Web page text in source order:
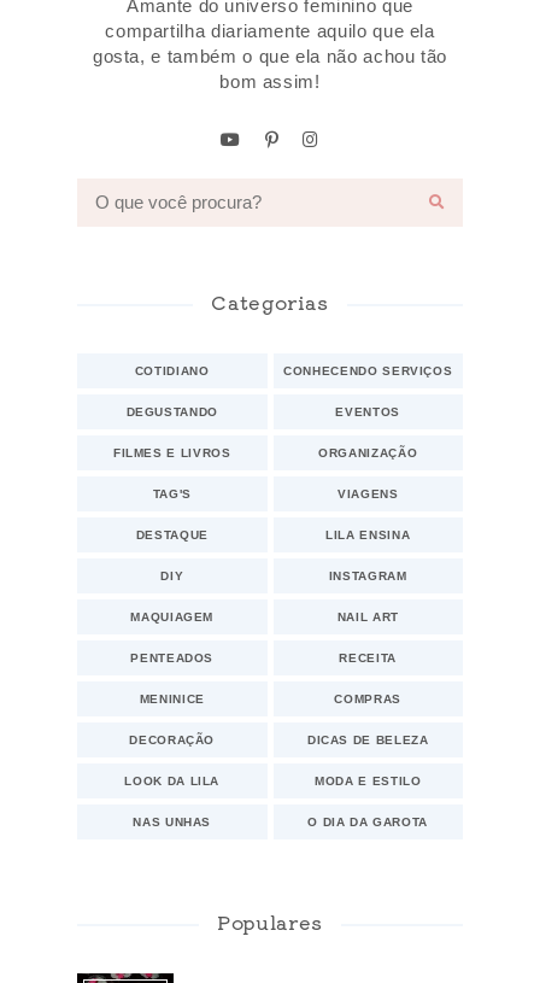
Amante do universo feminino que
compartilha diariamente aquilo que ela
gosta, e também o que ela não achou tão
bom assim!
Categorias
COTIDIANO CONHECENDO SERVIÇOS
DEGUSTANDO EVENTOS
FILMES E LIVROS ORGANIZAÇÃO
TAG'S VIAGENS
DESTAQUE LILA ENSINA
DIY INSTAGRAM
MAQUIAGEM NAIL ART
PENTEADOS RECEITA
MENINICE COMPRAS
DECORAÇÃO DICAS DE BELEZA
LOOK DA LILA MODA E ESTILO
NAS UNHAS O DIA DA GAROTA
Populares